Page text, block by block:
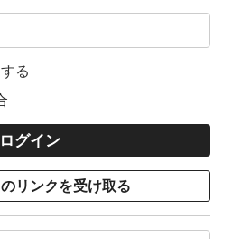
る